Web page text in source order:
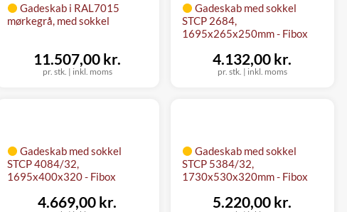
Gadeskab i RAL7015
mørkegrå, med sokkel
pr. stk. | inkl. moms
11.507,00 kr.
Gadeskab med sokkel
STCP 2684,
1695x265x250mm - Fibox
pr. stk. | inkl. moms
4.132,00 kr.
Gadeskab med sokkel
STCP 4084/32,
1695x400x320 - Fibox
4.669,00 kr.
Gadeskab med sokkel
STCP 5384/32,
1730x530x320mm - Fibox
5.220,00 kr.